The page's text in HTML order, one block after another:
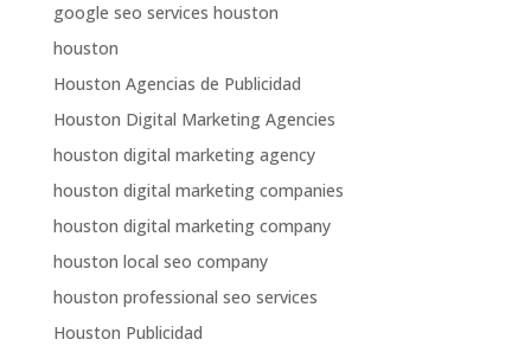
google seo services houston
houston
Houston Agencias de Publicidad
Houston Digital Marketing Agencies
houston digital marketing agency
houston digital marketing companies
houston digital marketing company
houston local seo company
houston professional seo services
Houston Publicidad